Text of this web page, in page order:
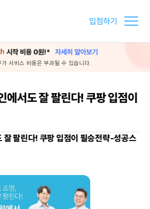
입점하기
시작 비용 0원!* 자세히 알아보기
서비스 비용은 부과될 수 있습니다.
에서도 잘 팔린다! 쿠팡 입점이
잘 팔린다! 쿠팡 입점이 필승전략-성공스